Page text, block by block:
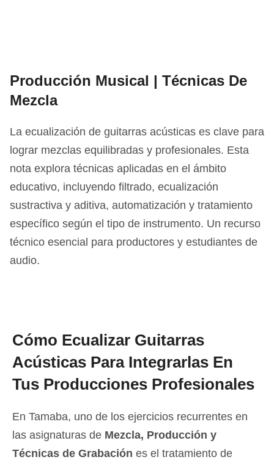
Producción Musical | Técnicas De
Mezcla
La ecualización de guitarras acústicas es clave para
lograr mezclas equilibradas y profesionales. Esta
nota explora técnicas aplicadas en el ámbito
educativo, incluyendo filtrado, ecualización
sustractiva y aditiva, automatización y tratamiento
específico según el tipo de instrumento. Un recurso
técnico esencial para productores y estudiantes de
audio.
Cómo Ecualizar Guitarras
Acústicas Para Integrarlas En
Tus Producciones Profesionales
En Tamaba, uno de los ejercicios recurrentes en
las asignaturas de Mezcla, Producción y
Técnicas de Grabación es el tratamiento de